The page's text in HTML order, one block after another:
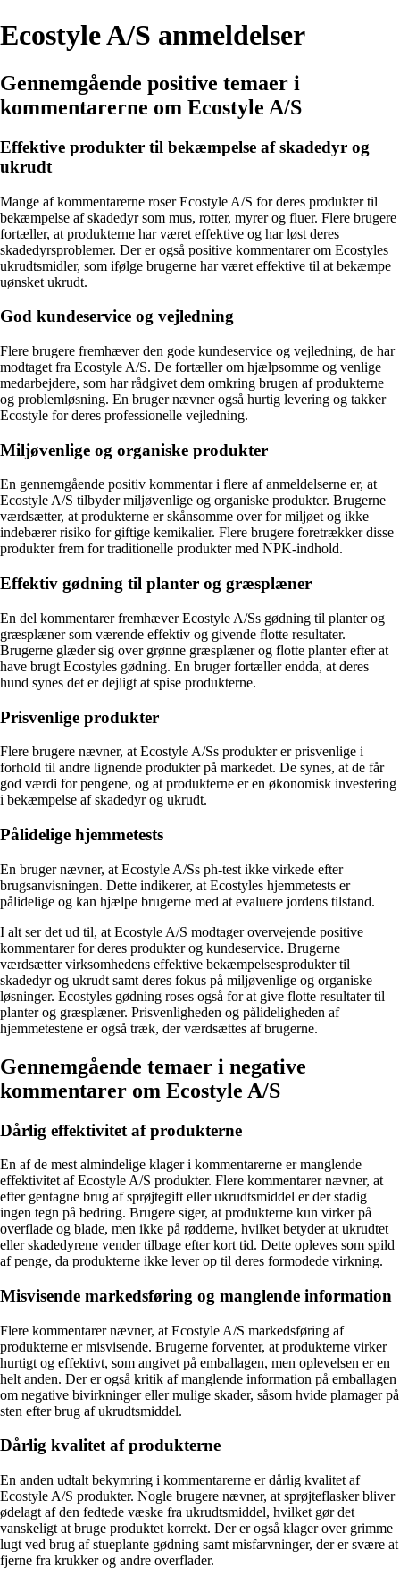
Ecostyle A/S anmeldelser
Gennemgående positive temaer i
kommentarerne om Ecostyle A/S
Effektive produkter til bekæmpelse af skadedyr og
ukrudt
Mange af kommentarerne roser Ecostyle A/S for deres produkter til
bekæmpelse af skadedyr som mus, rotter, myrer og fluer. Flere brugere
fortæller, at produkterne har været effektive og har løst deres
skadedyrsproblemer. Der er også positive kommentarer om Ecostyles
ukrudtsmidler, som ifølge brugerne har været effektive til at bekæmpe
uønsket ukrudt.
God kundeservice og vejledning
Flere brugere fremhæver den gode kundeservice og vejledning, de har
modtaget fra Ecostyle A/S. De fortæller om hjælpsomme og venlige
medarbejdere, som har rådgivet dem omkring brugen af produkterne
og problemløsning. En bruger nævner også hurtig levering og takker
Ecostyle for deres professionelle vejledning.
Miljøvenlige og organiske produkter
En gennemgående positiv kommentar i flere af anmeldelserne er, at
Ecostyle A/S tilbyder miljøvenlige og organiske produkter. Brugerne
værdsætter, at produkterne er skånsomme over for miljøet og ikke
indebærer risiko for giftige kemikalier. Flere brugere foretrækker disse
produkter frem for traditionelle produkter med NPK-indhold.
Effektiv gødning til planter og græsplæner
En del kommentarer fremhæver Ecostyle A/Ss gødning til planter og
græsplæner som værende effektiv og givende flotte resultater.
Brugerne glæder sig over grønne græsplæner og flotte planter efter at
have brugt Ecostyles gødning. En bruger fortæller endda, at deres
hund synes det er dejligt at spise produkterne.
Prisvenlige produkter
Flere brugere nævner, at Ecostyle A/Ss produkter er prisvenlige i
forhold til andre lignende produkter på markedet. De synes, at de får
god værdi for pengene, og at produkterne er en økonomisk investering
i bekæmpelse af skadedyr og ukrudt.
Pålidelige hjemmetests
En bruger nævner, at Ecostyle A/Ss ph-test ikke virkede efter
brugsanvisningen. Dette indikerer, at Ecostyles hjemmetests er
pålidelige og kan hjælpe brugerne med at evaluere jordens tilstand.
I alt ser det ud til, at Ecostyle A/S modtager overvejende positive
kommentarer for deres produkter og kundeservice. Brugerne
værdsætter virksomhedens effektive bekæmpelsesprodukter til
skadedyr og ukrudt samt deres fokus på miljøvenlige og organiske
løsninger. Ecostyles gødning roses også for at give flotte resultater til
planter og græsplæner. Prisvenligheden og pålideligheden af ​​
hjemmetestene er også træk, der værdsættes af brugerne.
Gennemgående temaer i negative
kommentarer om Ecostyle A/S
Dårlig effektivitet af produkterne
En af de mest almindelige klager i kommentarerne er manglende
effektivitet af Ecostyle A/S produkter. Flere kommentarer nævner, at
efter gentagne brug af sprøjtegift eller ukrudtsmiddel er der stadig
ingen tegn på bedring. Brugere siger, at produkterne kun virker på
overflade og blade, men ikke på rødderne, hvilket betyder at ukrudtet
eller skadedyrene vender tilbage efter kort tid. Dette opleves som spild
af penge, da produkterne ikke lever op til deres formodede virkning.
Misvisende markedsføring og manglende information
Flere kommentarer nævner, at Ecostyle A/S markedsføring af
produkterne er misvisende. Brugerne forventer, at produkterne virker
hurtigt og effektivt, som angivet på emballagen, men oplevelsen er en
helt anden. Der er også kritik af manglende information på emballagen
om negative bivirkninger eller mulige skader, såsom hvide plamager på
sten efter brug af ukrudtsmiddel.
Dårlig kvalitet af produkterne
En anden udtalt bekymring i kommentarerne er dårlig kvalitet af
Ecostyle A/S produkter. Nogle brugere nævner, at sprøjteflasker bliver
ødelagt af den fedtede væske fra ukrudtsmiddel, hvilket gør det
vanskeligt at bruge produktet korrekt. Der er også klager over grimme
lugt ved brug af stueplante gødning samt misfarvninger, der er svære at
fjerne fra krukker og andre overflader.